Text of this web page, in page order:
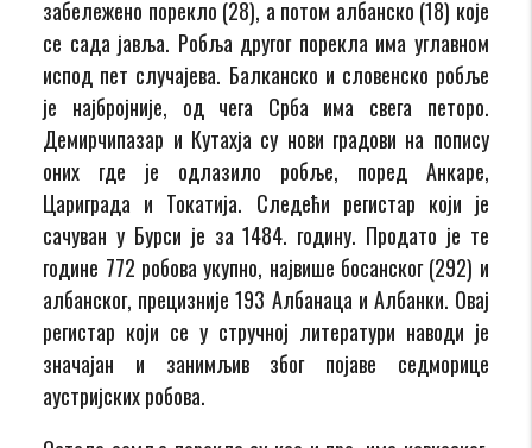
забележено порекло (28), а потом албанско (18) које
се сада јавља. Робља другог порекла има углавном
испод пет случајева. Балканско и словенско робље
је најбројније, од чега Срба има свега петоро.
Демирчипазар и Кутахја су нови градови на попису
оних где је одлазило робље, поред Анкаре,
Цариграда и Токатија. Следећи регистар који је
сачуван у Бурси је за 1484. годину. Продато је те
године 772 робова укупно, највише босанског (292) и
албанског, прецизније 193 Албанаца и Албанки. Овај
регистар који се у стручној литератури наводи је
значајан и занимљив због појаве седморице
аустријских робова.